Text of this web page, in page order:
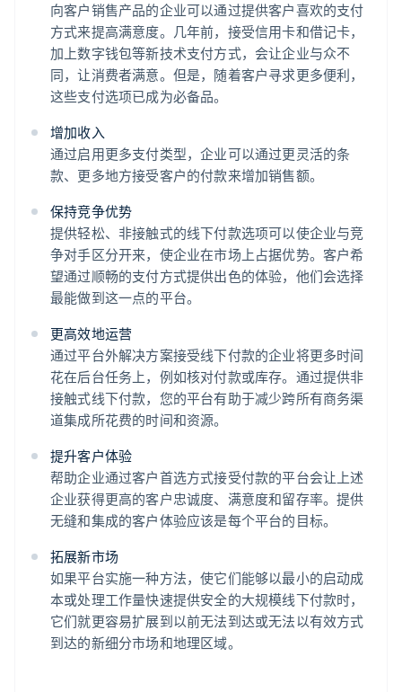
向客户销售产品的企业可以通过提供客户喜欢的支付
方式来提高满意度。几年前，接受信用卡和借记卡，
加上数字钱包等新技术支付方式，会让企业与众不
同，让消费者满意。但是，随着客户寻求更多便利，
这些支付选项已成为必备品。
增加收入
通过启用更多支付类型，企业可以通过更灵活的条
款、更多地方接受客户的付款来增加销售额。
保持竞争优势
提供轻松、非接触式的线下付款选项可以使企业与竞
争对手区分开来，使企业在市场上占据优势。客户希
望通过顺畅的支付方式提供出色的体验，他们会选择
最能做到这一点的平台。
更高效地运营
通过平台外解决方案接受线下付款的企业将更多时间
花在后台任务上，例如核对付款或库存。通过提供非
接触式线下付款，您的平台有助于减少跨所有商务渠
道集成所花费的时间和资源。
提升客户体验
帮助企业通过客户首选方式接受付款的平台会让上述
企业获得更高的客户忠诚度、满意度和留存率。提供
无缝和集成的客户体验应该是每个平台的目标。
拓展新市场
如果平台实施一种方法，使它们能够以最小的启动成
本或处理工作量快速提供安全的大规模线下付款时，
它们就更容易扩展到以前无法到达或无法以有效方式
到达的新细分市场和地理区域。